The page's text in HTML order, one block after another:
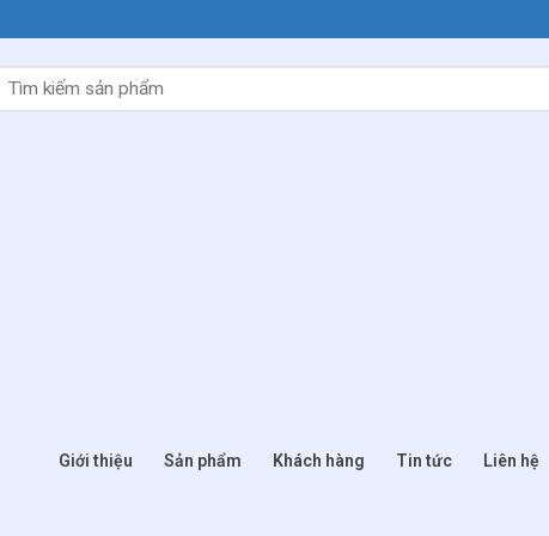
Tìm
Giới thiệu Sản phẩm Khách hàng Tin tức Liên hệ